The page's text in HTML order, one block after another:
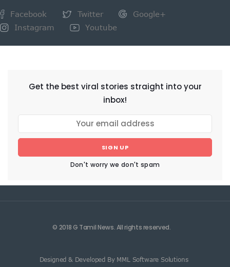
Facebook Twitter
Google+
Instagram
Youtube
Get the best viral stories straight into your
inbox!
SIGN UP
Don't worry we don't spam
© 2018 G Tamil News. All rights reserved.
Designed & Developed By MML Software Solutions